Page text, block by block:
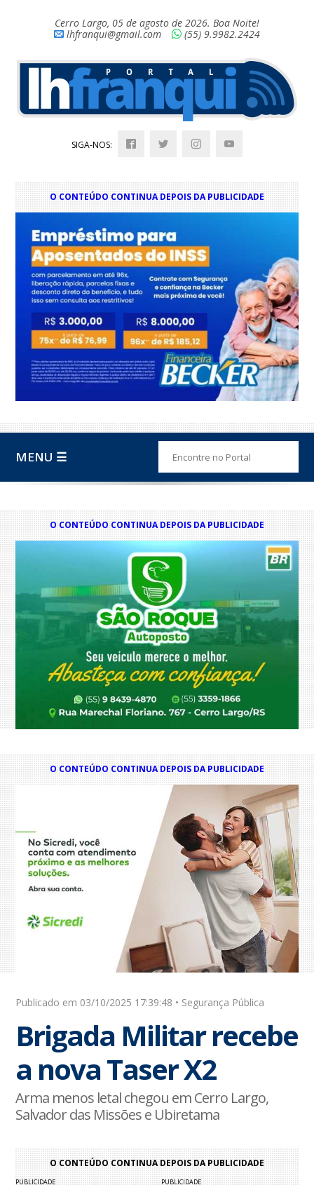
Cerro Largo, 05 de agosto de 2026. Boa Noite!
lhfranqui@gmail.com
(55) 9.9982.2424
SIGA-NOS:
O CONTEÚDO CONTINUA DEPOIS DA PUBLICIDADE
MENU ☰
O CONTEÚDO CONTINUA DEPOIS DA PUBLICIDADE
O CONTEÚDO CONTINUA DEPOIS DA PUBLICIDADE
Publicado em 03/10/2025 17:39:48 • Segurança Pública
Brigada Militar recebe
a nova Taser X2
Arma menos letal chegou em Cerro Largo,
Salvador das Missões e Ubiretama
O CONTEÚDO CONTINUA DEPOIS DA PUBLICIDADE
PUBLICIDADE PUBLICIDADE